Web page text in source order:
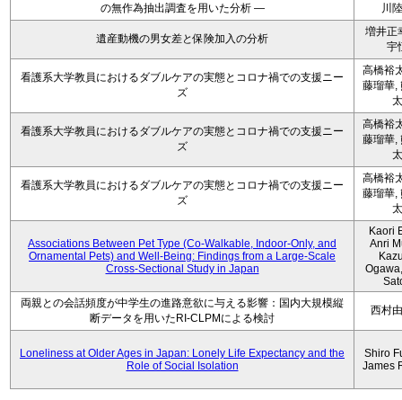
の無作為抽出調査を用いた分析 ―
川
遺産動機の男女差と保険加入の分析
増井正
宇
看護系大学教員におけるダブルケアの実態とコロナ禍での支援ニー
ズ
高橋裕
藤瑠華,
太
看護系大学教員におけるダブルケアの実態とコロナ禍での支援ニー
ズ
高橋裕
藤瑠華,
太
看護系大学教員におけるダブルケアの実態とコロナ禍での支援ニー
ズ
高橋裕
藤瑠華,
太
Associations Between Pet Type (Co-Walkable, Indoor-Only, and
Ornamental Pets) and Well-Being: Findings from a Large-Scale
Cross-Sectional Study in Japan
Kaori
Anri
両親との会話頻度が中学生の進路意欲に与える影響：国内大規模縦
断データを用いたRI-CLPMによる検討
西村
Loneliness at Older Ages in Japan: Lonely Life Expectancy and the
Role of Social Isolation
Shiro
James